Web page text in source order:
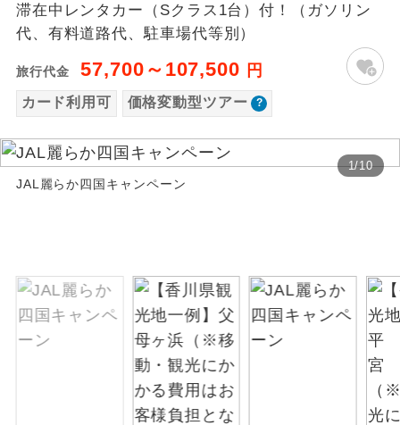
滞在中レンタカー（Sクラス1台）付！（ガソリン
代、有料道路代、駐車場代等別）
旅行代金 57,700～107,500 円
カード利用可 価格変動型ツアー
1/10
JAL麗らか四国キャンペーン
新コース 初登場のコースです。
世界遺産
ユネスコに登録されている文化遺産や自
然遺産を訪ねるコースです。
絶景スポットに立ち寄るコースです。
温泉 温泉地にも宿泊するコースです。
大浴場 ご宿泊ホテルに大浴場が付いています。
全てのお食事が付いていますので、お食
事の心配はいりません。（機内食を除
く）
お部屋にてゆっくりとお召し上がりいた
以下の注意事項をあらかじめご了承いただき
ますようお願いいたします。
お支払いについて
お支払いは、クレジットカード決済のみとな
ります。
お申し込みの最後にクレジットカード決済を
していただき、決済手続き完了をもちまし
ウェブ限定コースとなりますので、コールセ
ンター及びカウンターでのお申し込みはでき
ません。